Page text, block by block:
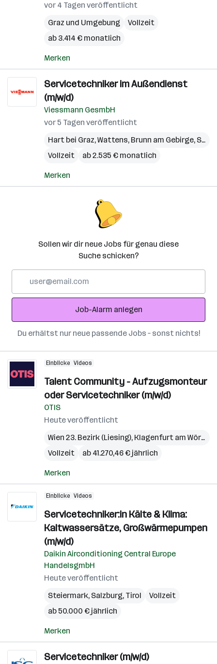
vor 4 Tagen veröffentlicht
Graz und Umgebung
Vollzeit
ab 3.414 € monatlich
Merken
Servicetechniker im Außendienst
(m/w/d)
Viessmann GesmbH
vor 5 Tagen veröffentlicht
Hart bei Graz,Wattens, Brunn am Gebirge, Steinhaus
Vollzeit
ab 2.535 € monatlich
Merken
Sollen wir dir neue Jobs für genau diese
Suche schicken?
Adresse
Job-Alarm anlegen
Du erhältst nur neue passende Jobs – sonst nichts!
Einblicke Videos
Talent Community - Aufzugsmonteur
oder Servicetechniker (m/w/d)
OTIS
Heute veröffentlicht
Wien 23. Bezirk (Liesing), Klagenfurt am Wörthersee
Vollzeit
ab 41.270,46 € jährlich
Merken
Einblicke Videos
Servicetechniker:in Kälte & Klima:
Kaltwassersätze, Großwärmepumpen
(m/w/d)
Daikin Airconditioning Central Europe
HandelsgmbH
Heute veröffentlicht
Steiermark, Salzburg, Tirol
Vollzeit
ab 50.000 € jährlich
Merken
Servicetechniker (m/w/d)